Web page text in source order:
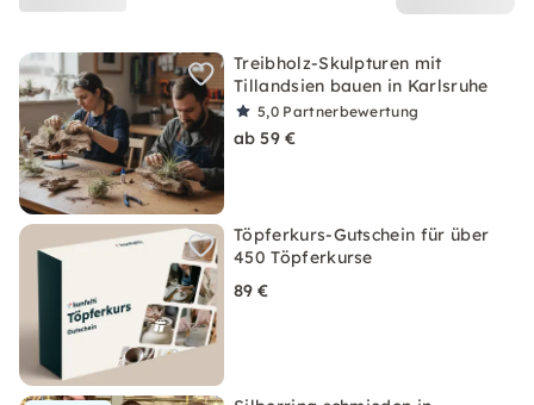
Treibholz-Skulpturen mit
Tillandsien bauen in Karlsruhe
5,0 Partnerbewertung
ab 59 €
Töpferkurs-Gutschein für über
450 Töpferkurse
89 €